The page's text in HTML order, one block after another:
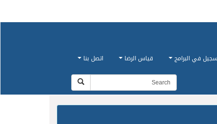
في البرامج قياس الرضا اتصل بنا